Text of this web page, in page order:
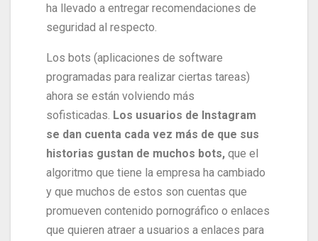
ha llevado a entregar recomendaciones de
seguridad al respecto.
Los bots (aplicaciones de software
programadas para realizar ciertas tareas)
ahora se están volviendo más
sofisticadas. Los usuarios de Instagram
se dan cuenta cada vez más de que sus
historias gustan de muchos bots, que el
algoritmo que tiene la empresa ha cambiado
y que muchos de estos son cuentas que
promueven contenido pornográfico o enlaces
que quieren atraer a usuarios a enlaces para